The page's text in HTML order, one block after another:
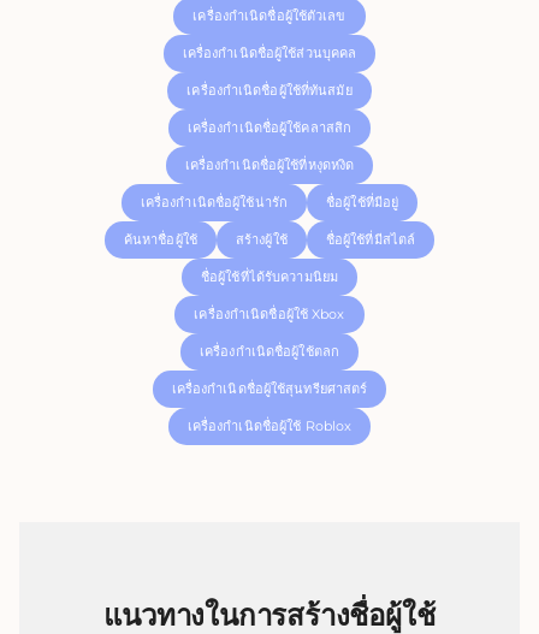
เครื่องกำเนิดชื่อผู้ใช้ตัวเลข
เครื่องกำเนิดชื่อผู้ใช้ส่วนบุคคล
เครื่องกำเนิดชื่อผู้ใช้ที่ทันสมัย
เครื่องกำเนิดชื่อผู้ใช้คลาสสิก
เครื่องกำเนิดชื่อผู้ใช้ที่หงุดหงิด
เครื่องกำเนิดชื่อผู้ใช้น่ารัก ชื่อผู้ใช้ที่มีอยู่
ค้นหาชื่อผู้ใช้ สร้างผู้ใช้ ชื่อผู้ใช้ที่มีสไตล์
ชื่อผู้ใช้ที่ได้รับความนิยม
เครื่องกำเนิดชื่อผู้ใช้ Xbox
เครื่องกำเนิดชื่อผู้ใช้ตลก
เครื่องกำเนิดชื่อผู้ใช้สุนทรียศาสตร์
เครื่องกำเนิดชื่อผู้ใช้ Roblox
แนวทางในการสร้างชื่อผู้ใช้